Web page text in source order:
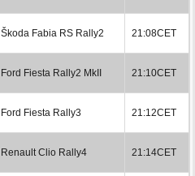
Škoda Fabia RS Rally2 21:08CET
Ford Fiesta Rally2 MkII 21:10CET
Ford Fiesta Rally3 21:12CET
Renault Clio Rally4 21:14CET